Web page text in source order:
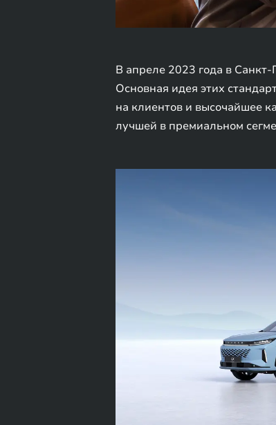
В апреле 2023 года в
Основная идея этих
на клиентов и высочайшее
лучшей в премиальном